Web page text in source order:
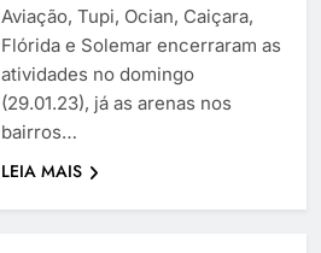
Aviação, Tupi, Ocian, Caiçara,
Flórida e Solemar encerraram as
atividades no domingo
(29.01.23), já as arenas nos
bairros…
LEIA MAIS